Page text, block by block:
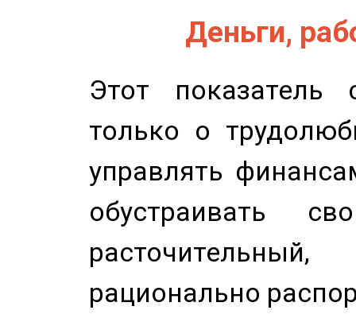
Деньги,
Этот показатель
только о
управлять
обустраивать
рационально